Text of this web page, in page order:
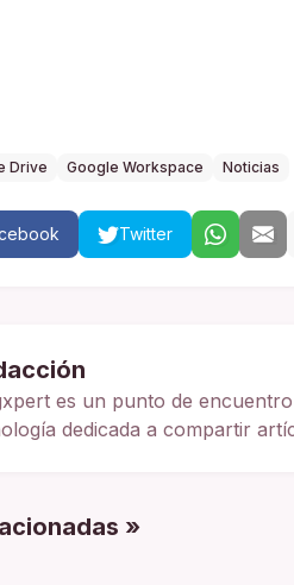
Drive Google Workspace Noticias
Twitter
es un punto de
dedicada a compartir
»